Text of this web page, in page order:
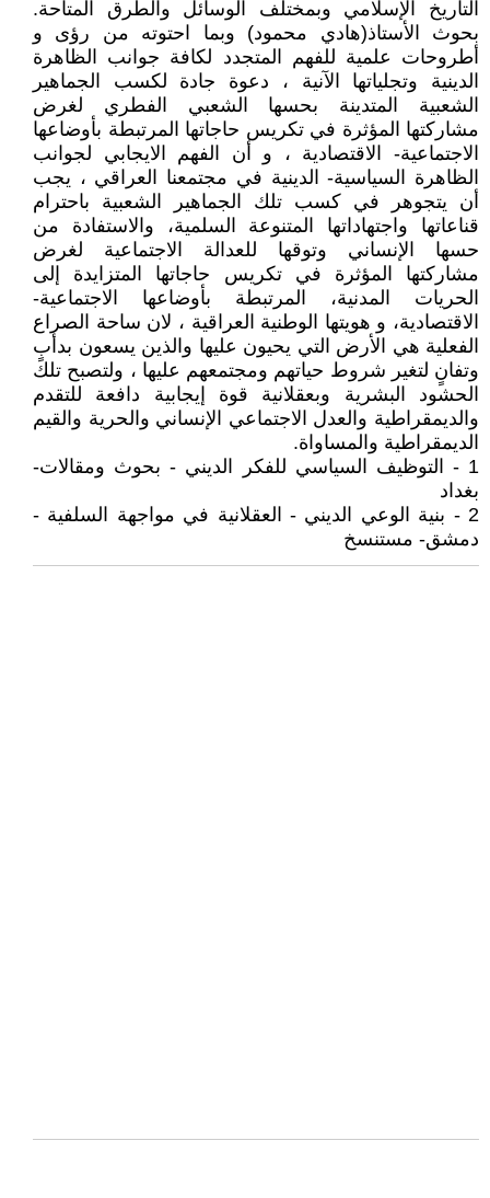
1 - التوظيف السياسي للفكر الديني - بحوث ومقالات-
بغداد
2 - بنية الوعي الديني - العقلانية في مواجهة السلفية -
دمشق- مستنسخ